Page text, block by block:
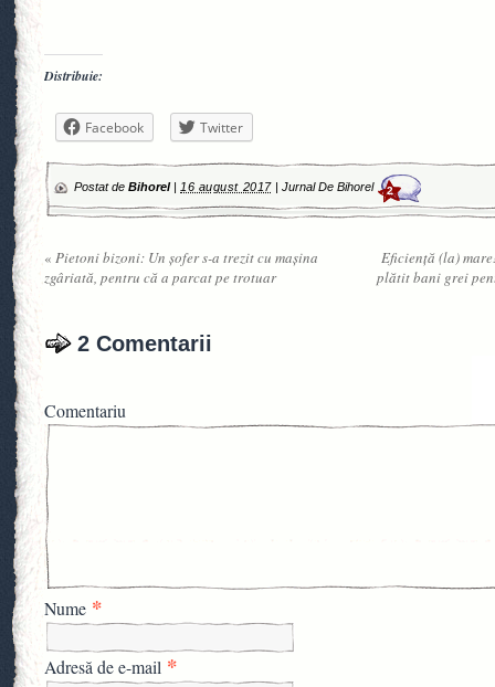
Distribuie:
Facebook Twitter
Postat de Bihorel| 16 august 2017| Jurnal De Bihorel 2
« Pietoni bizoni: Un șofer s-a trezit cu mașina
zgâriată, pentru că a parcat pe trotuar
Eficienţă (la)
plătit bani grei
2 Comentarii
Comentariu
Nume *
Adresă de e-mail *